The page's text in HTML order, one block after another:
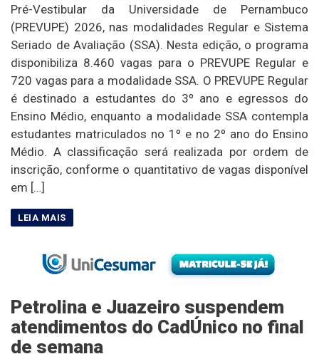
Pré-Vestibular da Universidade de Pernambuco
(PREVUPE) 2026, nas modalidades Regular e Sistema
Seriado de Avaliação (SSA). Nesta edição, o programa
disponibiliza 8.460 vagas para o PREVUPE Regular e
720 vagas para a modalidade SSA. O PREVUPE Regular
é destinado a estudantes do 3º ano e egressos do
Ensino Médio, enquanto a modalidade SSA contempla
estudantes matriculados no 1º e no 2º ano do Ensino
Médio. A classificação será realizada por ordem de
inscrição, conforme o quantitativo de vagas disponível
em […]
Petrolina e Juazeiro suspendem
atendimentos do CadÚnico no final
de semana